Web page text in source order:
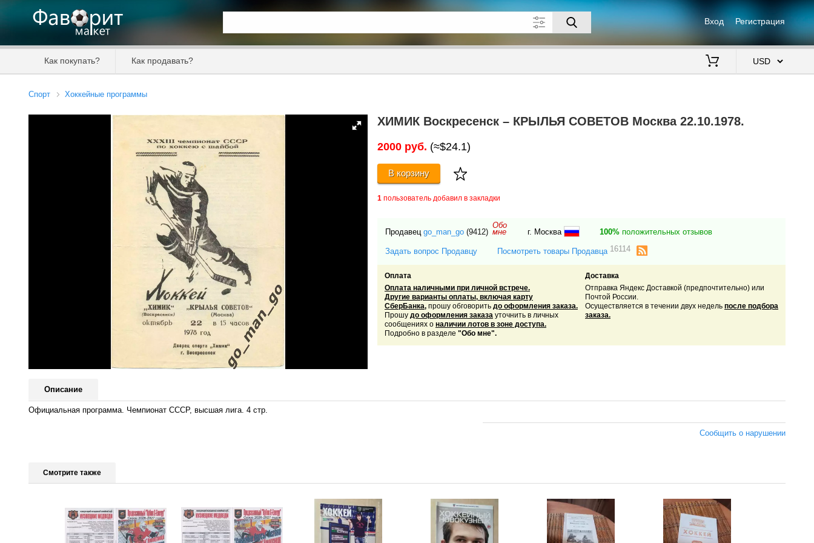
Вход Регистрация
Как покупать? Как продавать?
Спорт Хоккейные программы
ХИМИК Воскресенск – КРЫЛЬЯ СОВЕТОВ Москва 22.10.1978.
2000 руб. (≈$24.1)
В корзину
1 пользователь добавил в закладки
Продавец go_man_go (9412)
Обо
мне г. Москва 100%положительных отзывов
Задать вопрос Продавцу Посмотреть товары Продавца 16114
Оплата
Оплата наличными при личной встрече.
Другие варианты оплаты, включая карту
СберБанка,прошу обговорить до оформления заказа.
Прошу до оформления заказауточнить в личных
сообщениях о наличии лотов в зоне доступа.
Подробно в разделе "Обо мне".
Доставка
Отправка Яндекс Доставкой (предпочтительно) или
Почтой России.
Осуществляется в течении двух недель после подбора
заказа.
Описание
Официальная программа. Чемпионат СССР, высшая лига. 4 стр.
Сообщить о нарушении
Смотрите также